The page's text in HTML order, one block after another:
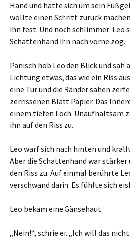
Hand und hatte sich um sein
wollte einen Schritt zurück
ihn fest. Und noch schlimmer: Leo
Schattenhand ihn nach vorne zog.
Panisch hob Leo den Blick und sah
Lichtung etwas, das wie ein Riss
eine Tür und die Ränder sahen
zerrissenen Blatt Papier. Das
einem tiefen Loch. Unaufhaltsam
ihn auf den Riss zu.
Leo warf sich nach hinten und
Aber die Schattenhand war
den Riss zu. Auf einmal berührte
verschwand darin. Es fühlte sich
Leo bekam eine Gänsehaut.
„Nein!“, schrie er. „Ich will das